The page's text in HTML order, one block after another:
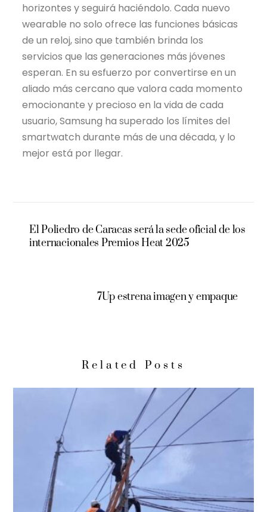
horizontes y seguirá haciéndolo. Cada nuevo
wearable no solo ofrece las funciones básicas
de un reloj, sino que también brinda los
servicios que las generaciones más jóvenes
esperan. En su esfuerzo por convertirse en un
aliado más cercano que valora cada momento
emocionante y precioso en la vida de cada
usuario, Samsung ha superado los límites del
smartwatch durante más de una década, y lo
mejor está por llegar.
El Poliedro de Caracas será la sede oficial de los
internacionales Premios Heat 2025
7Up estrena imagen y empaque
Related Posts